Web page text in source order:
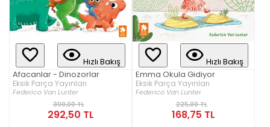
Hızlı Bakış
Afacanlar - Dinozorlar
Eksik Parça Yayınları
Federico Van Lunter
390,00 TL
292,50 TL
Hızlı Bakış
Emma Okula Gidiyor
Eksik Parça Yayınları
Federico Van Lunter
225,00 TL
168,75 TL